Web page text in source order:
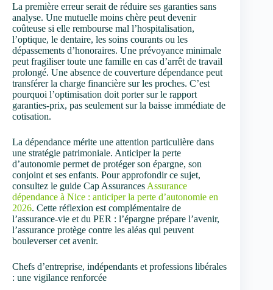
La première erreur serait de réduire ses garanties sans
analyse. Une mutuelle moins chère peut devenir
coûteuse si elle rembourse mal l’hospitalisation,
l’optique, le dentaire, les soins courants ou les
dépassements d’honoraires. Une prévoyance minimale
peut fragiliser toute une famille en cas d’arrêt de travail
prolongé. Une absence de couverture dépendance peut
transférer la charge financière sur les proches. C’est
pourquoi l’optimisation doit porter sur le rapport
garanties-prix, pas seulement sur la baisse immédiate de
cotisation.
La dépendance mérite une attention particulière dans
une stratégie patrimoniale. Anticiper la perte
d’autonomie permet de protéger son épargne, son
conjoint et ses enfants. Pour approfondir ce sujet,
consultez le guide Cap Assurances Assurance
dépendance à Nice : anticiper la perte d’autonomie en
2026. Cette réflexion est complémentaire de
l’assurance-vie et du PER : l’épargne prépare l’avenir,
l’assurance protège contre les aléas qui peuvent
bouleverser cet avenir.
Chefs d’entreprise, indépendants et professions libérales
: une vigilance renforcée